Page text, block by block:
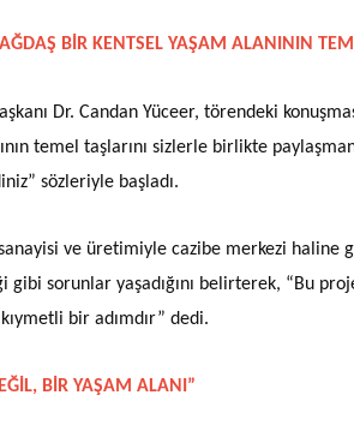
BİR KENTSEL YAŞAM ALANININ
Dr. Candan Yüceer, törendeki
temel taşlarını sizlerle birlikte
sözleriyle başladı.
ve üretimiyle cazibe merkezi haline
gibi sorunlar yaşadığını belirterek, “Bu
bir adımdır” dedi.
BİR YAŞAM ALANI”